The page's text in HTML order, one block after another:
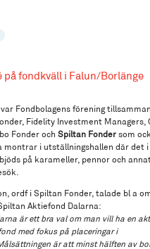
på fondkväll i Falun/Borlänge
Fondbolagens förening
Fidelity Investment Managers,
Fonder ochSpiltan Fondersom
montrar i utställningshallen där det i
på karameller, pennor och
ordf i Spiltan Fonder, talade bl a
Aktiefond Dalarna:
är ett bra val om man vill ha en
med fokus på placeringar i
är att minst hälften av